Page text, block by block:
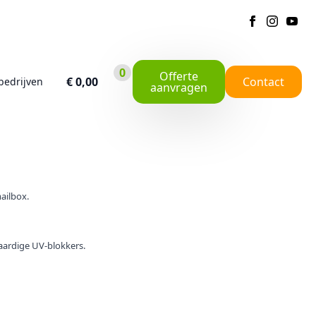
€0,00
0 Offerte
aanvragen Contact
UV-blokkers.